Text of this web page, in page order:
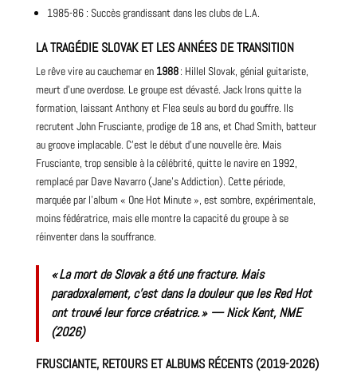
1985-86 : Succès grandissant dans les clubs de L.A.
LA TRAGÉDIE SLOVAK ET LES ANNÉES DE TRANSITION
Le rêve vire au cauchemar en 1988: Hillel Slovak, génial guitariste,
meurt d’une overdose. Le groupe est dévasté. Jack Irons quitte la
formation, laissant Anthony et Flea seuls au bord du gouffre. Ils
recrutent John Frusciante, prodige de 18 ans, et Chad Smith, batteur
au groove implacable. C’est le début d’une nouvelle ère. Mais
Frusciante, trop sensible à la célébrité, quitte le navire en 1992,
remplacé par Dave Navarro (Jane’s Addiction). Cette période,
marquée par l’album « One Hot Minute », est sombre, expérimentale,
moins fédératrice, mais ellemontrela capacité du groupe à se
réinventer dans la souffrance.
« La mort de Slovak a été une fracture. Mais
paradoxalement, c’est dans la douleur que les Red Hot
ont trouvé leur force créatrice. » —Nick Kent, NME
(2026)
FRUSCIANTE, RETOURS ET ALBUMS RÉCENTS (2019-2026)